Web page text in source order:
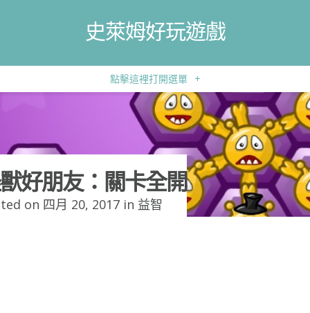
史萊姆好玩遊戲
點擊這裡打開選單 +
好朋友：關卡全開
on 四月 20, 2017 in 益智